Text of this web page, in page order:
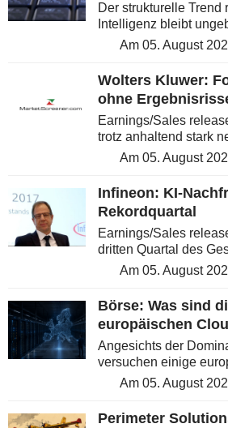
Der strukturelle Trend
Intelligenz bleibt
dem französisch-
in die Karten, der sich
Siliziumphotonik eine...
Am 05. August
Wolters Kluwer:
ohne
Earnings/Sales
trotz anhaltend stark
Währungseffekte und
Umsätze gute H1-26-
die gute Entwicklung
Am 05. August
Infineon: KI-
Rekordquartal
Earnings/Sales
dritten Quartal des
Rekordergebnisse
überschritt mit mehr
seit 2,5 Jahren wieder
Am 05. August
Börse: Was sind
europäischen
Angesichts der
versuchen einige
Unternehmen, sich im
etablieren. IONOS,
verfolgen dabei drei
Am 05. August
Perimeter